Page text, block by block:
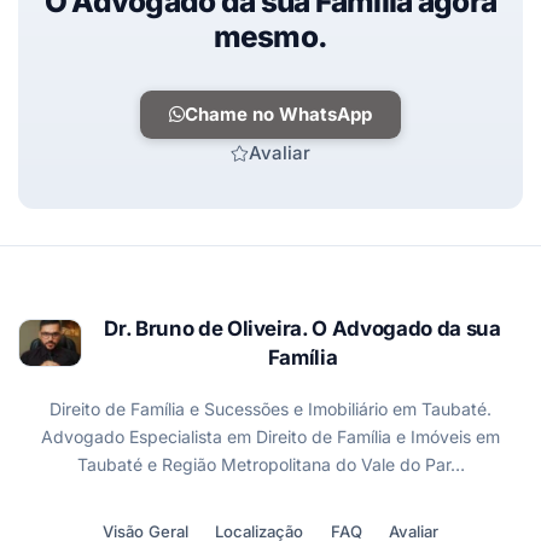
mesmo.
Chame no WhatsApp
Avaliar
Dr. Bruno de Oliveira. O Advogado da sua
Família
Direito de Família e Sucessões e Imobiliário em Taubaté.
Advogado Especialista em Direito de Família e Imóveis em
Taubaté e Região Metropolitana do Vale do Par…
Visão Geral Localização FAQ Avaliar